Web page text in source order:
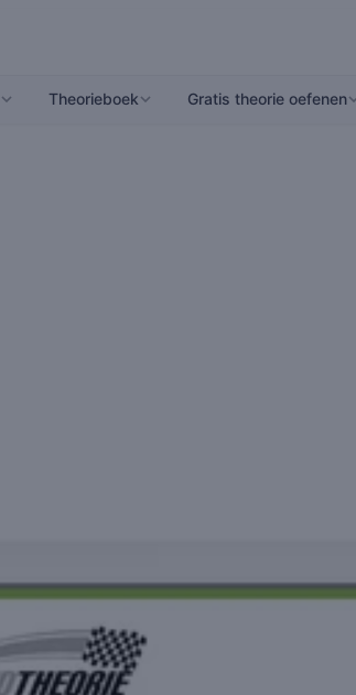
Theorieboek Gratis theorie oefenen